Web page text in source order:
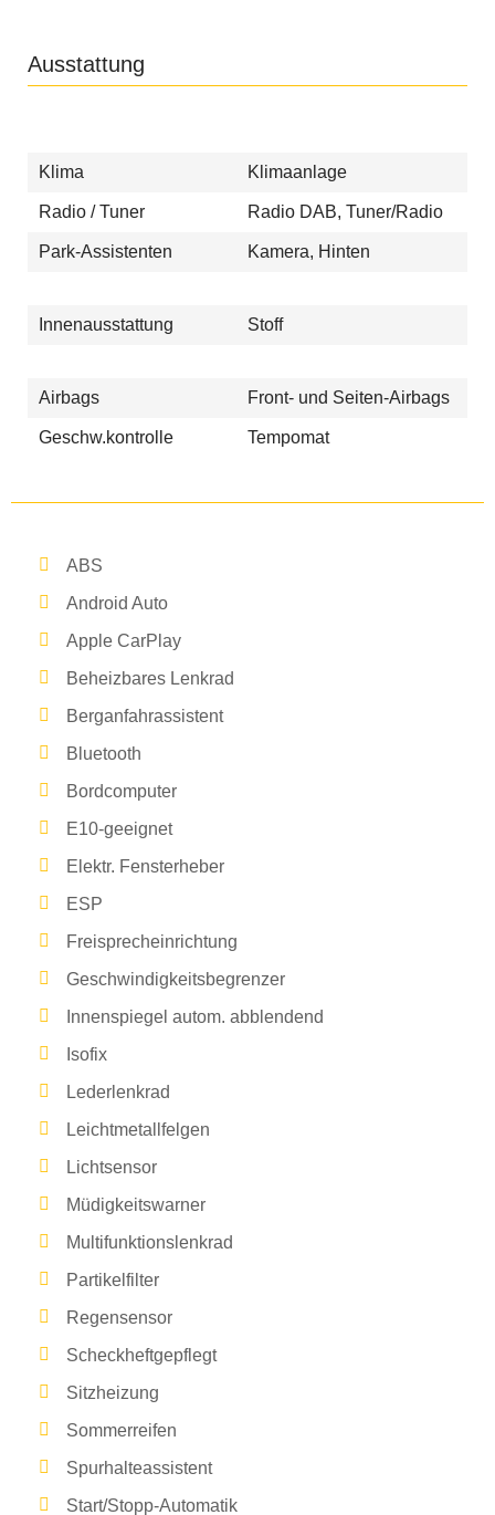
Ausstattung
Klima Klimaanlage
Radio / Tuner Radio DAB, Tuner/Radio
Park-Assistenten Kamera, Hinten
Innenausstattung Stoff
Airbags Front- und Seiten-Airbags
Geschw.kontrolle Tempomat
ABS
Android Auto
Apple CarPlay
Beheizbares Lenkrad
Berganfahrassistent
Bluetooth
Bordcomputer
E10-geeignet
Elektr. Fensterheber
ESP
Freisprecheinrichtung
Geschwindigkeitsbegrenzer
Innenspiegel autom. abblendend
Isofix
Lederlenkrad
Leichtmetallfelgen
Lichtsensor
Müdigkeitswarner
Multifunktionslenkrad
Partikelfilter
Regensensor
Scheckheftgepflegt
Sitzheizung
Sommerreifen
Spurhalteassistent
Start/Stopp-Automatik